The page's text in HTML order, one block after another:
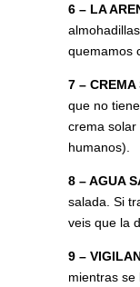
6 – LA
quemamos
7 – CREMA
que no
crema solar
humanos).
8 – AGUA
salada. Si
veis que la
9 –
mientras se